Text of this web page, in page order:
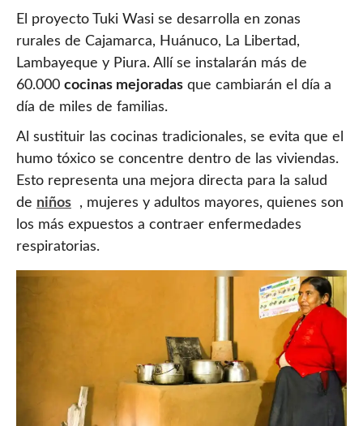
El proyecto Tuki Wasi se desarrolla en zonas
rurales de Cajamarca, Huánuco, La Libertad,
Lambayeque y Piura. Allí se instalarán más de
60.000 cocinas mejoradas que cambiarán el día a
día de miles de familias.
Al sustituir las cocinas tradicionales, se evita que el
humo tóxico se concentre dentro de las viviendas.
Esto representa una mejora directa para la salud
de niños
, mujeres y adultos mayores, quienes son
los más expuestos a contraer enfermedades
respiratorias.